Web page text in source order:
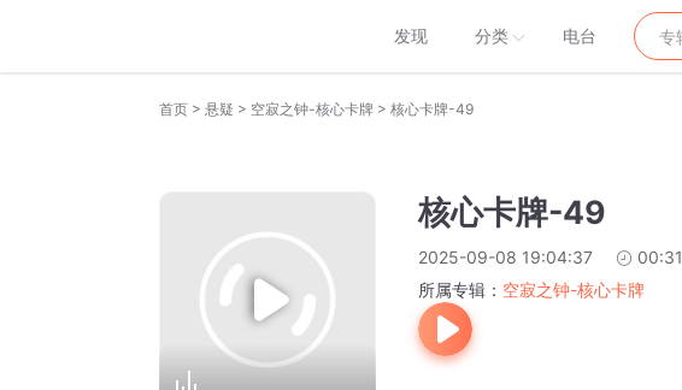
发现 分类 电台
首页 > 悬疑 > 空寂之钟-核心卡牌 > 核心卡牌-49
核心卡牌-49
2025-09-08 19:04:37 00:31
所属专辑： 空寂之钟-核心卡牌